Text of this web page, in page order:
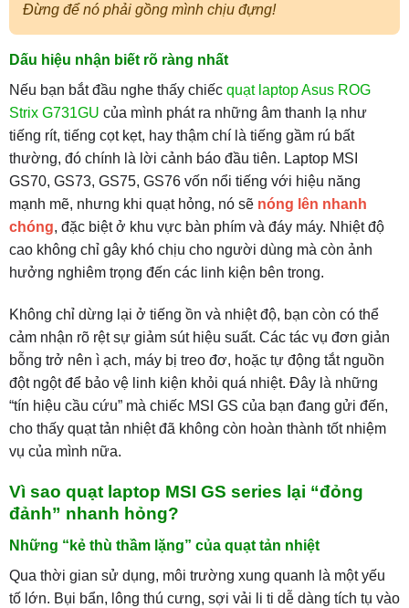
Đừng để nó phải gồng mình chịu đựng!
Dấu hiệu nhận biết rõ ràng nhất
Nếu bạn bắt đầu nghe thấy chiếc quạt laptop Asus ROG
Strix G731GU của mình phát ra những âm thanh lạ như
tiếng rít, tiếng cọt kẹt, hay thậm chí là tiếng gầm rú bất
thường, đó chính là lời cảnh báo đầu tiên. Laptop MSI
GS70, GS73, GS75, GS76 vốn nổi tiếng với hiệu năng
mạnh mẽ, nhưng khi quạt hỏng, nó sẽ nóng lên nhanh
chóng, đặc biệt ở khu vực bàn phím và đáy máy. Nhiệt độ
cao không chỉ gây khó chịu cho người dùng mà còn ảnh
hưởng nghiêm trọng đến các linh kiện bên trong.
Không chỉ dừng lại ở tiếng ồn và nhiệt độ, bạn còn có thể
cảm nhận rõ rệt sự giảm sút hiệu suất. Các tác vụ đơn giản
bỗng trở nên ì ạch, máy bị treo đơ, hoặc tự động tắt nguồn
đột ngột để bảo vệ linh kiện khỏi quá nhiệt. Đây là những
“tín hiệu cầu cứu” mà chiếc MSI GS của bạn đang gửi đến,
cho thấy quạt tản nhiệt đã không còn hoàn thành tốt nhiệm
vụ của mình nữa.
Vì sao quạt laptop MSI GS series lại “đỏng
đảnh” nhanh hỏng?
Những “kẻ thù thầm lặng” của quạt tản nhiệt
Qua thời gian sử dụng, môi trường xung quanh là một yếu
tố lớn. Bụi bẩn, lông thú cưng, sợi vải li ti dễ dàng tích tụ vào